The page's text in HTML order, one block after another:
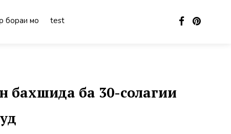
бораи мо test
бахшида ба 30-солагии